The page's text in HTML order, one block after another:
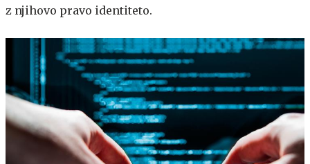
z njihovo pravo identiteto.